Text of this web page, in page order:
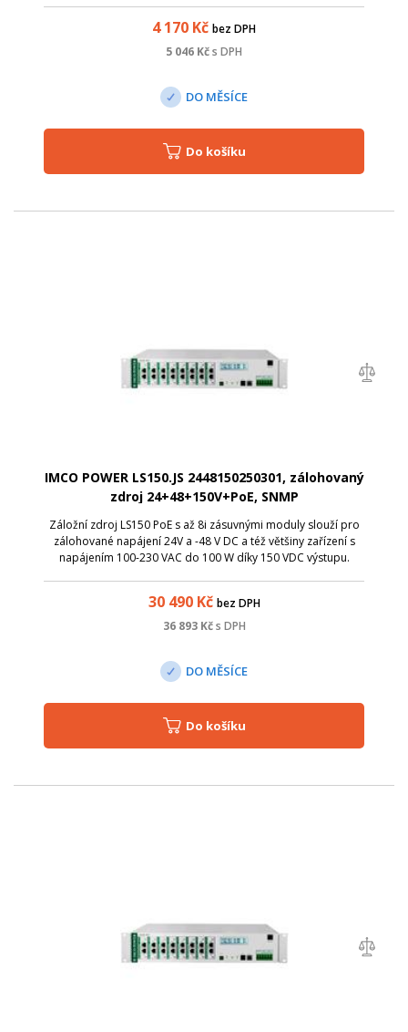
4 170 Kč bez DPH
5 046 Kčs DPH
DO MĚSÍCE
Do košíku
IMCO POWER LS150.JS 2448150250301, zálohovaný
zdroj 24+48+150V+PoE, SNMP
Záložní zdroj LS150 PoE s až 8i zásuvnými moduly slouží pro
zálohované napájení 24V a -48 V DC a též většiny zařízení s
napájením 100-230 VAC do 100 W díky 150 VDC výstupu.
30 490Kč bez DPH
36 893Kč s DPH
DO MĚSÍCE
Do košíku